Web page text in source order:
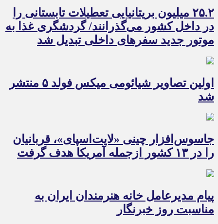
۲۵.۲ میلیون بریتانیایی تعطیلات تابستانی را
در داخل کشور می‌گذرانند/ گردشگری غذا به
موتور جدید سفرهای داخلی تبدیل شد
اولین تصاویر شیائومی میکس فولد ۵ منتشر
شد
جاسوس‌افزار چینی «لایت‌اسپای»، قربانیان
را در ۱۳ کشور ازجمله آمریکا هدف گرفت
پیام مدیرعامل خانه هنرمندان ایران به
مناسبت روز خبرنگار